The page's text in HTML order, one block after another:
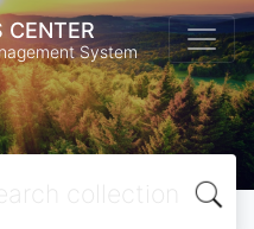
CENTER
System